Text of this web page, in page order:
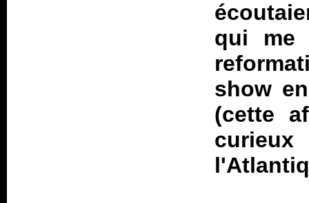
qui me
show
(cette